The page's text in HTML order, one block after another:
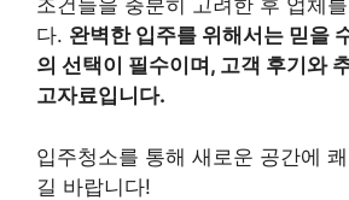
조건들을 충분히 고려한 후 업체
다. 완벽한 입주를 위해서는 믿을
의 선택이 필수이며, 고객 후기와
고자료입니다.
입주청소를 통해 새로운 공간에
길 바랍니다!